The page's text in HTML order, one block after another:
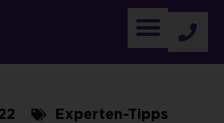
Experten-Tipps